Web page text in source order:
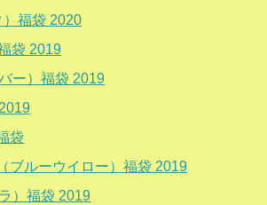
福袋 2020
袋 2019
ー）福袋 2019
袋
ブルーウイロー）福袋 2019
）福袋 2019